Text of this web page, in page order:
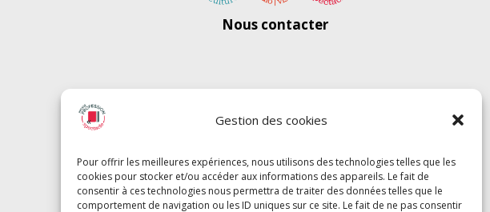
Gestion des cookies
Pour offrir les meilleures expériences, nous utilisons des technologies telles que les
cookies pour stocker et/ou accéder aux informations des appareils. Le fait de
consentir à ces technologies nous permettra de traiter des données telles que le
comportement de navigation ou les ID uniques sur ce site. Le fait de ne pas consentir
Nous contacter